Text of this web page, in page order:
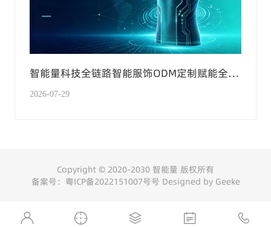
智能量科技全链路智能服饰ODM定制赋能全球
家电品牌
2026-07-29
Copyright © 2020-2030 智能量 版权所有
备案号： 粤ICP备2022151007号号 Designed by Geeke